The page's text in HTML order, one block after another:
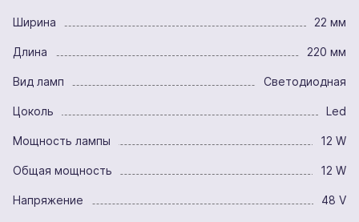
Ширина 22 мм
Длина 220 мм
Вид ламп Светодиодная
Цоколь Led
Мощность лампы 12 W
Общая мощность 12 W
Напряжение 48 V